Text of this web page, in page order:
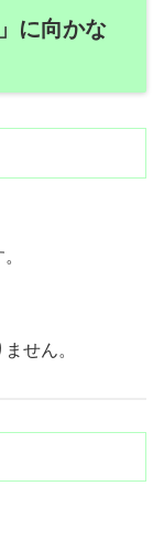
に向かな
せん。